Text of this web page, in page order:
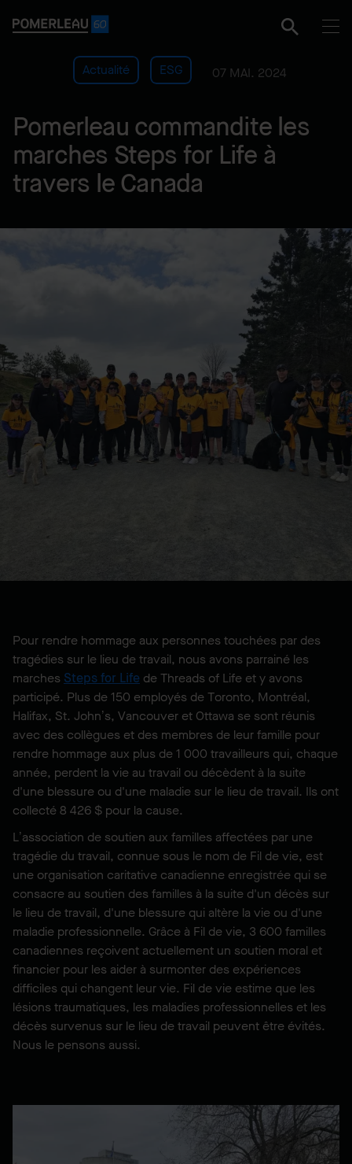
Actualité ESG 07 MAI. 2024
Pomerleau commandite les
marches Steps for Life à
travers le Canada
Pour rendre hommage aux personnes touchées par des
tragédies sur le lieu de travail, nous avons parrainé les
marches Steps for Life de Threads of Life et y avons
participé. Plus de 150 employés de Toronto, Montréal,
Halifax, St. John’s, Vancouver et Ottawa se sont réunis
avec des collègues et des membres de leur famille pour
rendre hommage aux plus de 1 000 travailleurs qui, chaque
année, perdent la vie au travail ou décèdent à la suite
d'une blessure ou d'une maladie sur le lieu de travail. Ils ont
collecté 8 426 $ pour la cause.
L’association de soutien aux familles affectées par une
tragédie du travail, connue sous le nom de Fil de vie, est
une organisation caritative canadienne enregistrée qui se
consacre au soutien des familles à la suite d'un décès sur
le lieu de travail, d'une blessure qui altère la vie ou d'une
maladie professionnelle. Grâce à Fil de vie, 3 600 familles
canadiennes reçoivent actuellement un soutien moral et
financier pour les aider à surmonter des expériences
difficiles qui changent leur vie. Fil de vie estime que les
lésions traumatiques, les maladies professionnelles et les
décès survenus sur le lieu de travail peuvent être évités.
Nous le pensons aussi.